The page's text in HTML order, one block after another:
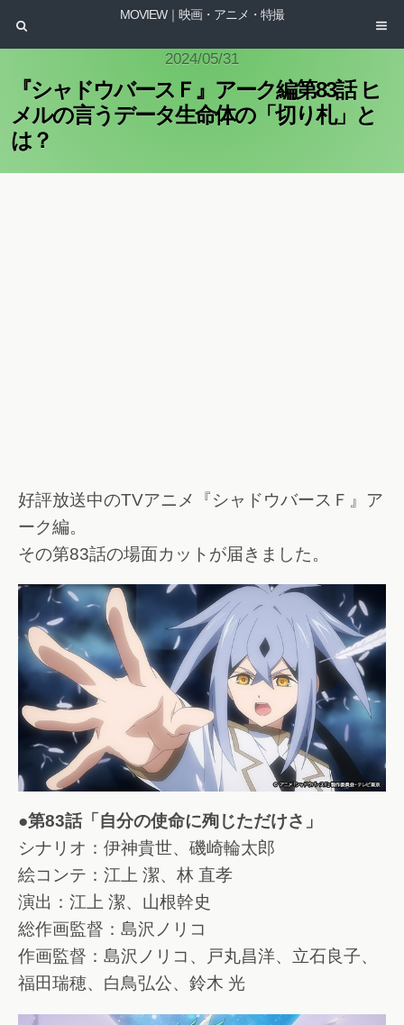
MOVIEW｜映画・アニメ・特撮
2024/05/31
『シャドウバースＦ』アーク編第83話 ヒ
メルの言うデータ生命体の「切り札」と
は？
好評放送中のTVアニメ『シャドウバースＦ』ア
ーク編。
その第83話の場面カットが届きました。
●第83話「自分の使命に殉じただけさ」
シナリオ：伊神貴世、磯崎輪太郎
絵コンテ：江上 潔、林 直孝
演出：江上 潔、山根幹史
総作画監督：島沢ノリコ
作画監督：島沢ノリコ、戸丸昌洋、立石良子、
福田瑞穂、白鳥弘公、鈴木 光